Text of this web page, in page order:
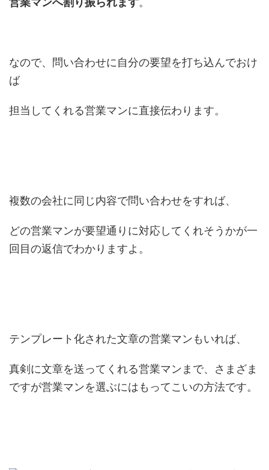
なので、問い合わせに自分の要望を打ち込んでおけ
ば
担当してくれる営業マンに直接伝わります。
複数の会社に同じ内容で問い合わせをすれば、
どの営業マンが要望通りに対応してくれそうかが一
回目の返信でわかりますよ。
テンプレート化された文章の営業マンもいれば、
真剣に文章を送ってくれる営業マンまで、さまざま
ですが営業マンを選ぶにはもってこいの方法です。